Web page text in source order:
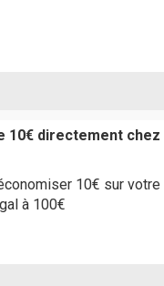
10€ directement chez
10€ sur votre
à 100€